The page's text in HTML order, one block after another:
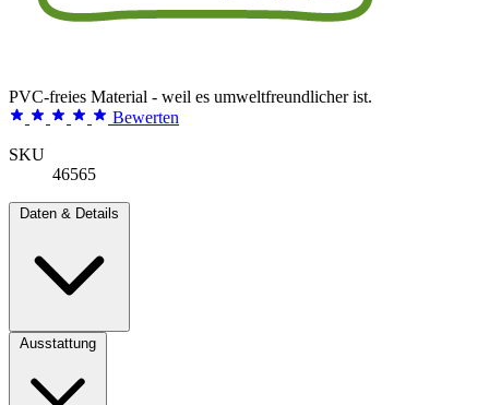
PVC-freies Material - weil es umweltfreundlicher ist.
Bewerten
SKU
46565
Daten & Details
Ausstattung